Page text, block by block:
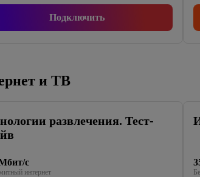
Подключить
и ТВ
развлечения. Тест-
с
интернет